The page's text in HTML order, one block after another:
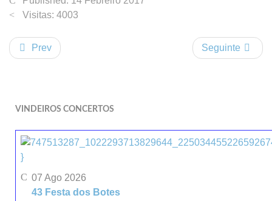
Visitas: 4003
Prev Seguinte
VINDEIROS CONCERTOS
}
07 Ago 2026
43 Festa dos Botes